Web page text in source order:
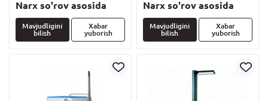
Narx so'rov asosida
Mavjudligini
bilish
Xabar
yuborish
Narx so'rov asosida
Mavjudligini
bilish
Xabar
yuborish